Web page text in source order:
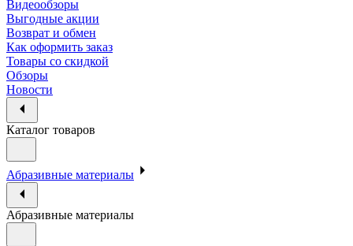
Видеообзоры
Выгодные акции
Возврат и обмен
Как оформить заказ
Товары со скидкой
Обзоры
Новости
Каталог товаров
Абразивные материалы
Абразивные материалы